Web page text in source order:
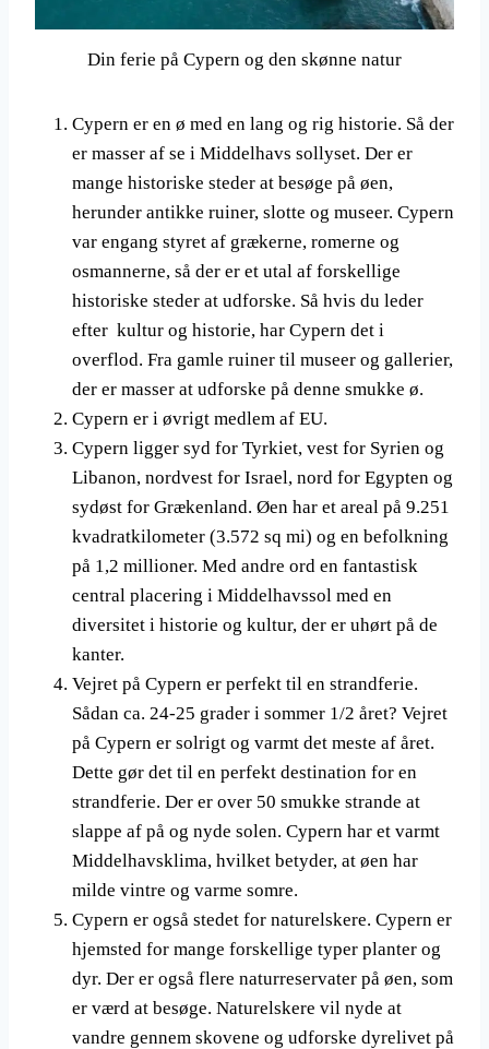
Din ferie på Cypern og den skønne natur
Cypern er en ø med en lang og rig historie. Så der
er masser af se i Middelhavs sollyset. Der er
mange historiske steder at besøge på øen,
herunder antikke ruiner, slotte og museer. Cypern
var engang styret af grækerne, romerne og
osmannerne, så der er et utal af forskellige
historiske steder at udforske. Så hvis du leder
efter kultur og historie, har Cypern det i
overflod. Fra gamle ruiner til museer og gallerier,
der er masser at udforske på denne smukke ø.
Cypern er i øvrigt medlem af EU.
Cypern ligger syd for Tyrkiet, vest for Syrien og
Libanon, nordvest for Israel, nord for Egypten og
sydøst for Grækenland. Øen har et areal på 9.251
kvadratkilometer (3.572 sq mi) og en befolkning
på 1,2 millioner. Med andre ord en fantastisk
central placering i Middelhavssol med en
diversitet i historie og kultur, der er uhørt på de
kanter.
Vejret på Cypern er perfekt til en strandferie.
Sådan ca. 24-25 grader i sommer 1/2 året? Vejret
på Cypern er solrigt og varmt det meste af året.
Dette gør det til en perfekt destination for en
strandferie. Der er over 50 smukke strande at
slappe af på og nyde solen. Cypern har et varmt
Middelhavsklima, hvilket betyder, at øen har
milde vintre og varme somre.
Cypern er også stedet for naturelskere. Cypern er
hjemsted for mange forskellige typer planter og
dyr. Der er også flere naturreservater på øen, som
er værd at besøge. Naturelskere vil nyde at
vandre gennem skovene og udforske dyrelivet på